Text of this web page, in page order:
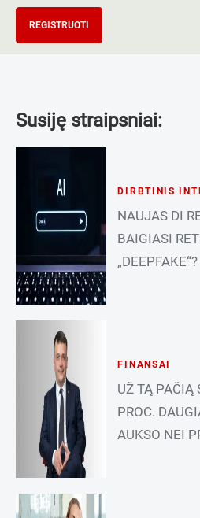
REGISTRUOTI
Susiję straipsniai:
DIRBTINIS
NAUJAS DI
BAIGIASI
„DEEPFAKE“?
FINANSAI
UŽ TĄ
PROC.
AUKSO NEI